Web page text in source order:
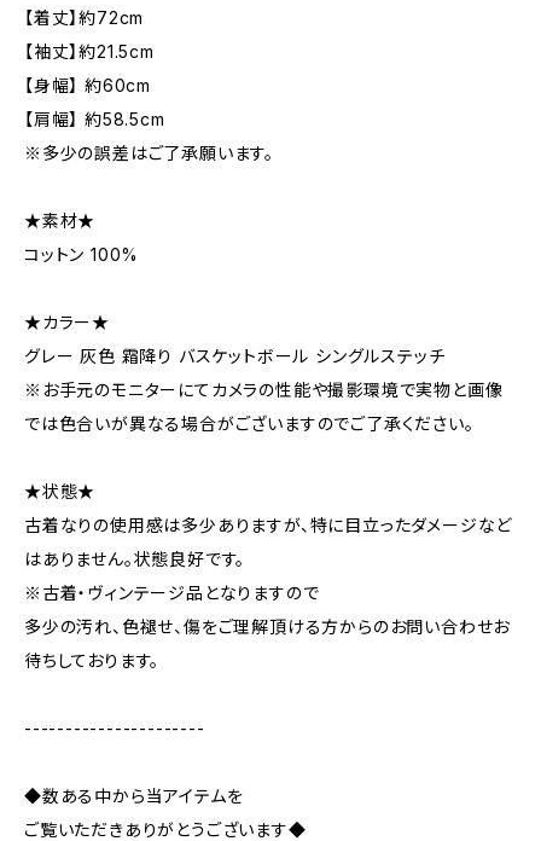
【着丈】約72cm
【袖丈】約21.5cm
【身幅】 約60cm
【肩幅】 約58.5cm
※多少の誤差はご了承願います。
★素材★
コットン 100%
★カラー★
グレー 灰色 霜降り バスケットボール シングルステッチ
※お手元のモニターにてカメラの性能や撮影環境で実物と画像
では色合いが異なる場合がございますのでご了承ください。
★状態★
古着なりの使用感は多少ありますが、特に目立ったダメージなど
はありません。状態良好です。
※古着・ヴィンテージ品となりますので
多少の汚れ、色褪せ、傷をご理解頂ける方からのお問い合わせお
待ちしております。
----------------------
◆数ある中から当アイテムを
ご覧いただきありがとうございます◆